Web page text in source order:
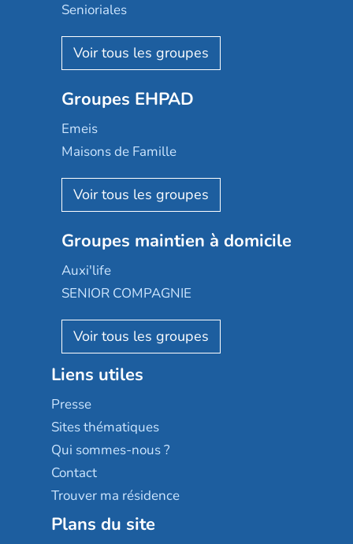
Senioriales
Nohée
Les Résidentiels
Mobicap
Domusvi
Happy Senior
Aquarelia
Nexity edenea
Les jardins d'Arcadie
Occitalia
Appartseniors
Reseda
Stella management
Les villages d'or
Sérénys
Résidences services Villa Médicis
Groupes EHPAD
Emeis
Maisons de Famille
Korian
Emera
Groupe SOS
Le Noble Âge
Almage
Résidalya
Groupe aplus
Groupes maintien à domicile
Auxi'life
SENIOR COMPAGNIE
AGE D'OR Services
Liens utiles
Presse
Sites thématiques
Qui sommes-nous ?
Contact
Trouver ma résidence
Plans du site